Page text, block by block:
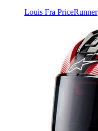
Louis Fra PriceRunner